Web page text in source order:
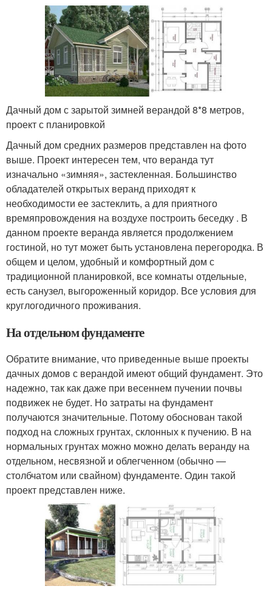
Дачный дом с зарытой зимней верандой 8*8 метров,
проект с планировкой
Дачный дом средних размеров представлен на фото
выше. Проект интересен тем, что веранда тут
изначально «зимняя», застекленная. Большинство
обладателей открытых веранд приходят к
необходимости ее застеклить, а для приятного
времяпровождения на воздухе построить беседку . В
данном проекте веранда является продолжением
гостиной, но тут может быть установлена перегородка. В
общем и целом, удобный и комфортный дом с
традиционной планировкой, все комнаты отдельные,
есть санузел, выгороженный коридор. Все условия для
круглогодичного проживания.
На отдельном фундаменте
Обратите внимание, что приведенные выше проекты
дачных домов с верандой имеют общий фундамент. Это
надежно, так как даже при весеннем пучении почвы
подвижек не будет. Но затраты на фундамент
получаются значительные. Потому обоснован такой
подход на сложных грунтах, склонных к пучению. В на
нормальных грунтах можно можно делать веранду на
отдельном, несвязной и облегченном (обычно —
столбчатом или свайном) фундаменте. Один такой
проект представлен ниже.